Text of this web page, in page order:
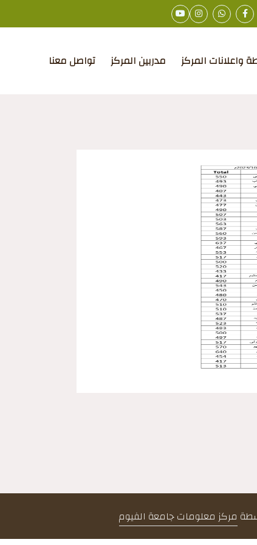
واعلانات المركز مدربين المركز تواصل معنا
مركز معلومات جامعة الفيوم